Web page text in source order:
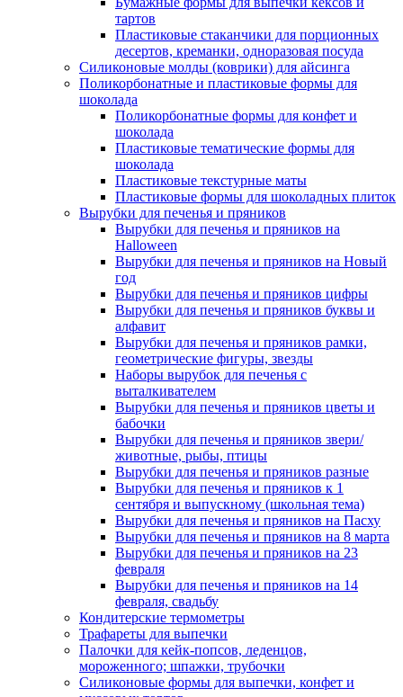
тартов
Пластиковые стаканчики для порционных
десертов, креманки, одноразовая посуда
Силиконовые молды (коврики) для айсинга
Поликорбонатные и пластиковые формы для
шоколада
Поликорбонатные формы для конфет и
шоколада
Пластиковые тематические формы для
шоколада
Пластиковые текстурные маты
Пластиковые формы для шоколадных плиток
Вырубки для печенья и пряников
Вырубки для печенья и пряников на
Halloween
Вырубки для печенья и пряников на Новый
год
Вырубки для печенья и пряников цифры
Вырубки для печенья и пряников буквы и
алфавит
Вырубки для печенья и пряников рамки,
геометрические фигуры, звезды
Наборы вырубок для печенья с
выталкивателем
Вырубки для печенья и пряников цветы и
бабочки
Вырубки для печенья и пряников звери/
животные, рыбы, птицы
Вырубки для печенья и пряников разные
Вырубки для печенья и пряников к 1
сентября и выпускному (школьная тема)
Вырубки для печенья и пряников на Пасху
Вырубки для печенья и пряников на 8 марта
Вырубки для печенья и пряников на 23
февраля
Вырубки для печенья и пряников на 14
февраля, свадьбу
Кондитерские термометры
Трафареты для выпечки
Палочки для кейк-попсов, леденцов,
мороженного; шпажки, трубочки
Силиконовые формы для выпечки, конфет и